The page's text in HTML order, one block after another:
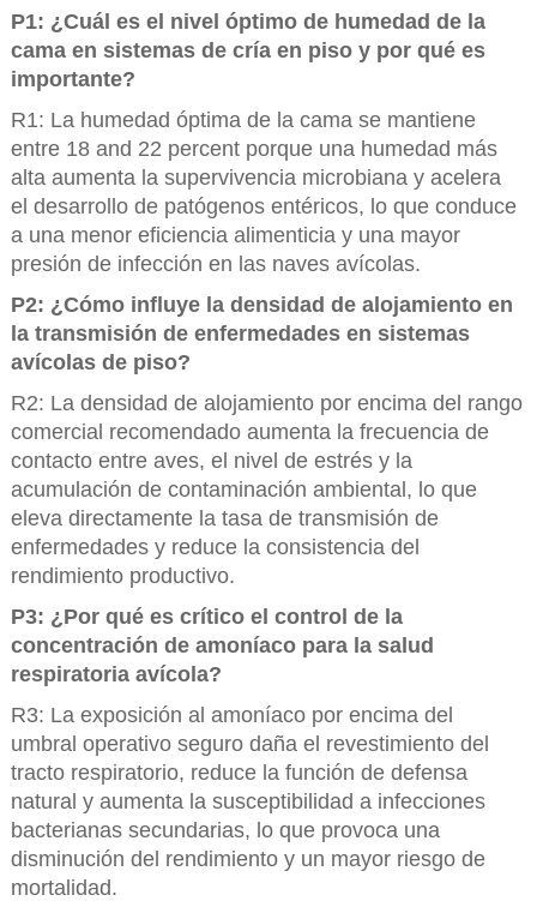
P1: ¿Cuál es el nivel óptimo de humedad de la
cama en sistemas de cría en piso y por qué es
importante?
R1: La humedad óptima de la cama se mantiene
entre 18 and 22 percent porque una humedad más
alta aumenta la supervivencia microbiana y acelera
el desarrollo de patógenos entéricos, lo que conduce
a una menor eficiencia alimenticia y una mayor
presión de infección en las naves avícolas.
P2: ¿Cómo influye la densidad de alojamiento en
la transmisión de enfermedades en sistemas
avícolas de piso?
R2: La densidad de alojamiento por encima del rango
comercial recomendado aumenta la frecuencia de
contacto entre aves, el nivel de estrés y la
acumulación de contaminación ambiental, lo que
eleva directamente la tasa de transmisión de
enfermedades y reduce la consistencia del
rendimiento productivo.
P3: ¿Por qué es crítico el control de la
concentración de amoníaco para la salud
respiratoria avícola?
R3: La exposición al amoníaco por encima del
umbral operativo seguro daña el revestimiento del
tracto respiratorio, reduce la función de defensa
natural y aumenta la susceptibilidad a infecciones
bacterianas secundarias, lo que provoca una
disminución del rendimiento y un mayor riesgo de
mortalidad.